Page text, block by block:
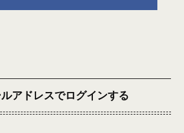
アドレスでログインする